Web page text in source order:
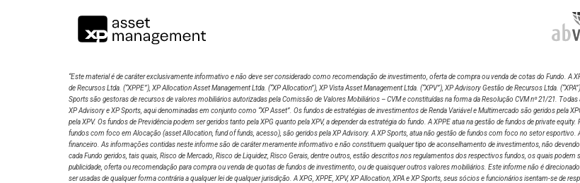
“Este material é de caráter exclusivamente informativo e não deve ser considerado como recomendação de investimento, oferta de compra ou venda de cotas do Fundo. A
de Recursos Ltda. (“XPPE”), XP Allocation Asset Management Ltda. (“XP Allocation”), XP Vista Asset Management Ltda. (“XPV”), XP Advisory Gestão de Recursos Ltda.
Sports são gestoras de recursos de valores mobiliários autorizadas pela Comissão de Valores Mobiliários – CVM e constituídas na forma da Resolução CVM nº 21/21.
XP Advisory e XP Sports, aqui denominadas em conjunto como “XP Asset”. Os fundos de estratégias de investimentos de Renda Variável e Multimercado são geridos pela
pela XPV. Os fundos de Previdência podem ser geridos tanto pela XPG quanto pela XPV, a depender da estratégia do fundo. A XPPE atua na gestão de fundos de private
fundos com foco em Alocação (asset Allocation, fund of funds, acesso), são geridos pela XP Advisory. A XP Sports, atua não gestão de fundos com foco no setor
financeiro. As informações contidas neste informe são de caráter meramente informativo e não constituem qualquer tipo de aconselhamento de investimentos, não
cada Fundo geridos, tais quais, Risco de Mercado, Risco de Liquidez, Risco Gerais, dentre outros, estão descritos nos regulamentos dos respectivos fundos, os quais
publicidade, oferta ou recomendação para compra ou venda de quotas de fundos de investimento, ou de quaisquer outros valores mobiliários. Este informe não é
ser usadas de qualquer forma contrária a qualquer lei de qualquer jurisdição. A XPG, XPPE, XPV, XP Allocation, XPA e XP Sports, seus sócios e funcionários isentam-se de